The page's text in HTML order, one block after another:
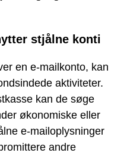
stjålne konti
en e-mailkonto, kan
aktiviteter.
kan de søge
økonomiske eller
e-mailoplysninger
andre